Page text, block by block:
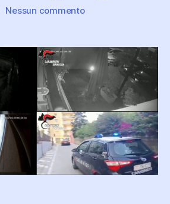
dell'articolo
Nessun commentosu
uomini
e
una
donna
responsabili
delle
spaccate
nei
negozi